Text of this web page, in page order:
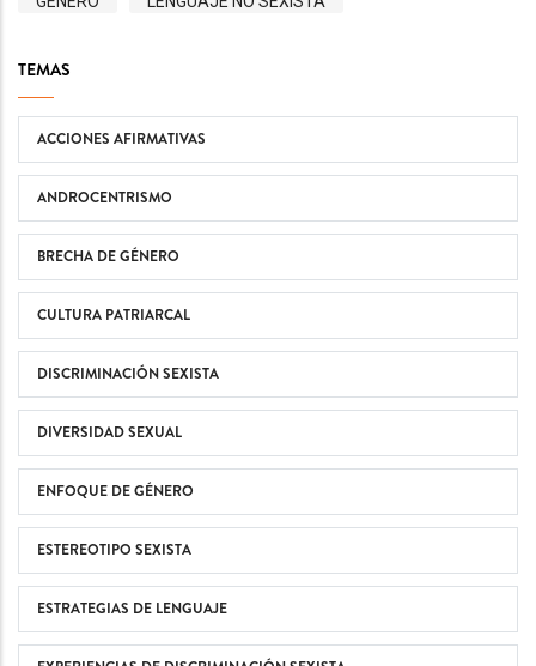
TEMAS
ACCIONES AFIRMATIVAS
ANDROCENTRISMO
BRECHA DE GÉNERO
CULTURA PATRIARCAL
DISCRIMINACIÓN SEXISTA
DIVERSIDAD SEXUAL
ENFOQUE DE GÉNERO
ESTEREOTIPO SEXISTA
ESTRATEGIAS DE LENGUAJE